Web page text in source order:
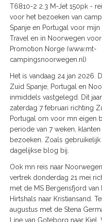
T6810-2 2.3 M-Jet 150pk -
voor het bezoeken van
Spanje en Portugal voor
Travel en in Noorwegen
Promotion Norge (www.mt-
campingsnoorwegen.nl)
Het is vandaag 24 jan 2026.
Zuid Spanje, Portugal en
inmiddels vastgelegd. Dit
zaterdag 7 februari richting
Portugal om voor mn eigen
periode van 7 weken,
bezoeken. Zoals
dagelijkse blog bij.
Ook mn reis naar
vertrek donderdag 21 mei
met de MS Bergensfjord van
Hirtshals naar Kristiansand.
augustus met de Stena
Line van Goteborg naar